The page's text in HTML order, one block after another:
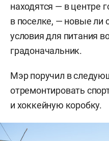
находятся — в центре
в поселке, — новые ли
условия для питания
градоначальник.
Мэр поручил в
отремонтировать
и хоккейную коробку.